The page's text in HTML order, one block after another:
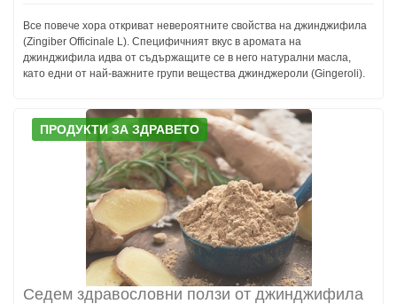
Все повече хора откриват невероятните свойства на джинджифила
(Zingiber Officinale L). Специфичният вкус в аромата на
джинджифила идва от съдържащите се в него натурални масла,
като едни от най-важните групи вещества джинджероли (Gingeroli).
ПРОДУКТИ ЗА ЗДРАВЕТО
Седем здравословни ползи от джинджифила